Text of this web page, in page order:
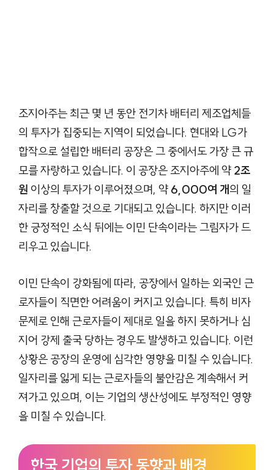
조지아주는 최근 몇 년 동안 전기차 배터리 제조업체들
의 투자가 집중되는 지역이 되었습니다. 현대와 LG가
합작으로 설립한 배터리 공장은 그 중에서도 가장 큰 규
모를 자랑하고 있습니다. 이 공장은 조지아주에 약 2조
원 이상의 투자가 이루어졌으며, 약 6,000여 개의 일
자리를 창출할 것으로 기대되고 있습니다. 하지만 이러
한 긍정적인 소식 뒤에는 이민 단속이라는 그림자가 드
리우고 있습니다.
이민 단속이 강화됨에 따라, 공장에서 일하는 외국인 근
로자들이 직면한 어려움이 커지고 있습니다. 특히 비자
문제로 인해 근로자들이 제대로 일을 하지 못하거나 심
지어 강제 출국 당하는 경우도 발생하고 있습니다. 이런
상황은 공장의 운영에 심각한 영향을 미칠 수 있습니다.
일자리를 잃게 되는 근로자들의 불안감은 계속해서 커
져가고 있으며, 이는 기업의 생산성에도 부정적인 영향
을 미칠 수 있습니다.
한국 기업의 투자 동향과 배경